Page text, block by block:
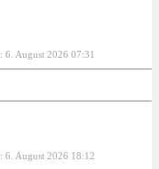
6. August 2026 07:31
6. August 2026 18:12